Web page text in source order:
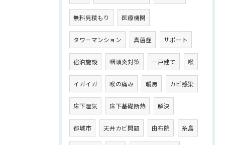
無料見積もり 医療機関
タワーマンション 真菌症 サポート
宿泊施設 咽頭炎対策 一戸建て 喉
イガイガ 喉の痛み 暖房 カビ感染
床下湿気 床下基礎断熱 解決
都城市 天井カビ問題 由布院 糸島